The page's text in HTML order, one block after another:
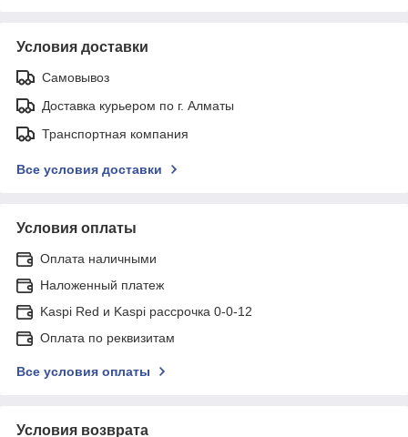
Условия доставки
Самовывоз
Доставка курьером по г. Алматы
Транспортная компания
Все условия доставки
Условия оплаты
Оплата наличными
Наложенный платеж
Kaspi Red и Kaspi рассрочка 0-0-12
Оплата по реквизитам
Все условия оплаты
Условия возврата